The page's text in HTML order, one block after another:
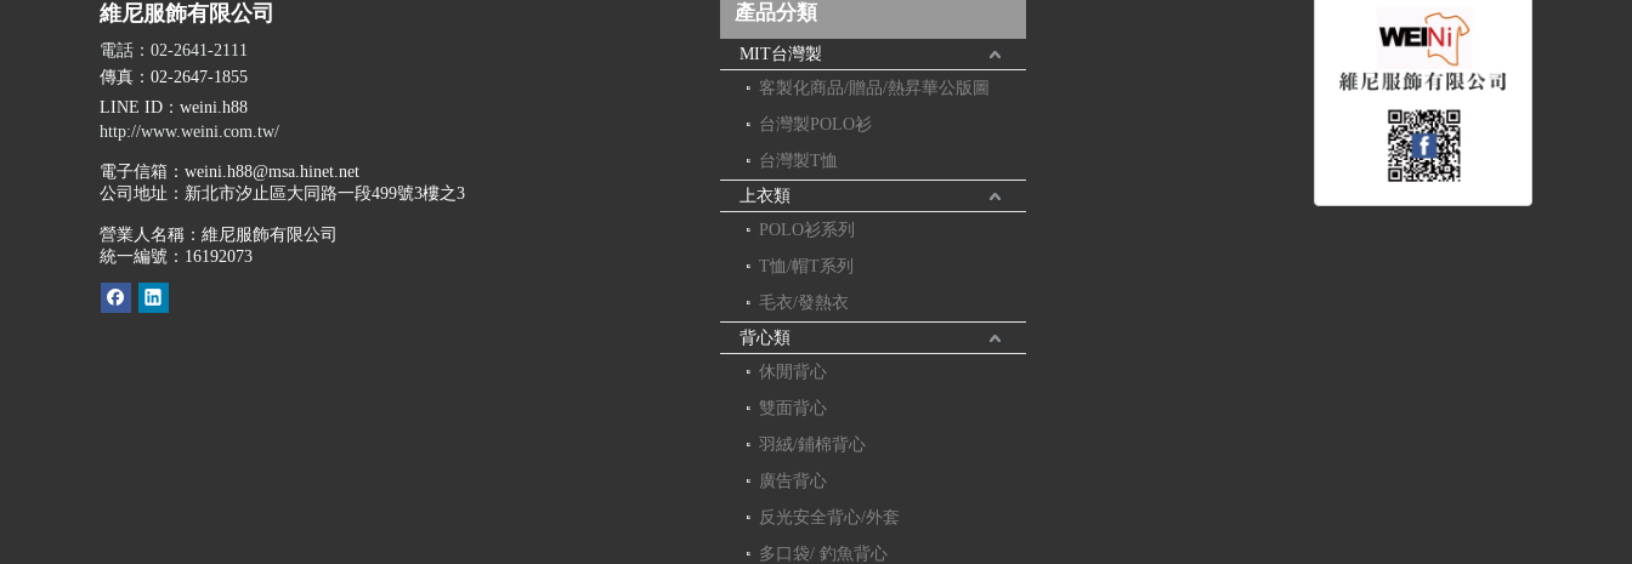
維尼服飾有限公司
電話：02-2641-2111
傳真：02-2647-1855
LINE ID ：weini.h88
http://www.weini.com.tw/
電子信箱： weini.h88@msa.hinet.net
公司地址： 新北市汐止區大同路一段499號3樓之3
營業人名稱：維尼服飾有限公司
統一編號：16192073
產品分類
MIT台灣製
客製化商品/贈品/熱昇華公版圖
台灣製POLO衫
台灣製T恤
上衣類
POLO衫系列
T恤/帽T系列
毛衣/發熱衣
背心類
休閒背心
雙面背心
羽絨/鋪棉背心
廣告背心
反光安全背心/外套
多口袋/ 釣魚背心